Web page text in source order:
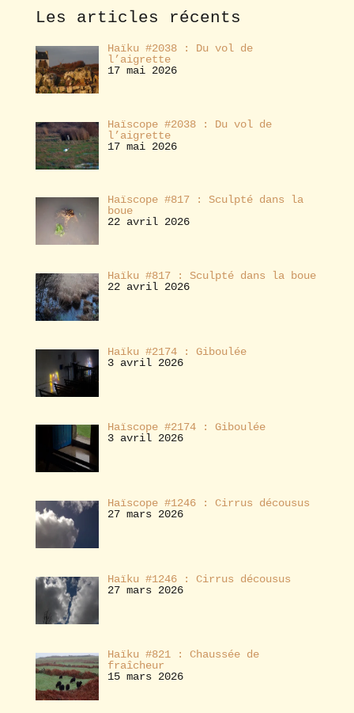
eLes articles récents
Haïku #2038 : Du vol de
l’aigrette
17 mai 2026
Haïscope #2038 : Du vol de
l’aigrette
17 mai 2026
Haïscope #817 : Sculpté dans la
boue
22 avril 2026
Haïku #817 : Sculpté dans la boue
22 avril 2026
Haïku #2174 : Giboulée
3 avril 2026
Haïscope #2174 : Giboulée
3 avril 2026
Haïscope #1246 : Cirrus décousus
27 mars 2026
Haïku #1246 : Cirrus décousus
27 mars 2026
Haïku #821 : Chaussée de
fraîcheur
15 mars 2026